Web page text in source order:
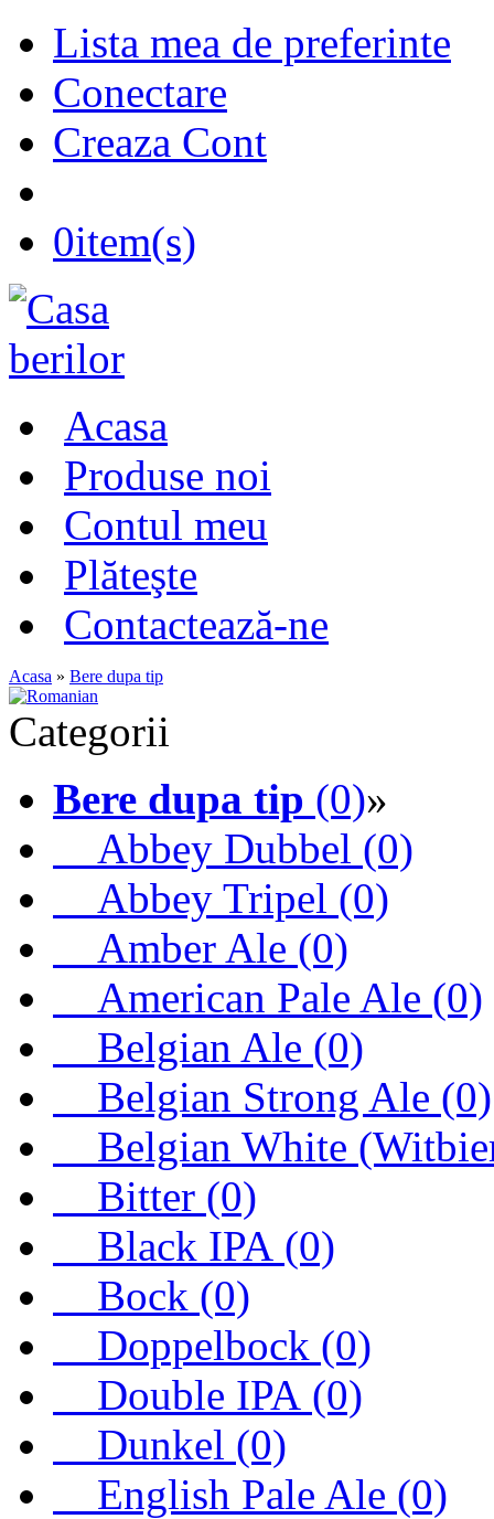
Lista mea de preferinte
Conectare
Creaza Cont
0item(s)
Acasa
Produse noi
Contul meu
Plăteşte
Contactează-ne
Acasa » Bere dupa tip
Categorii
Bere dupa tip (0)»
Abbey Dubbel (0)
Abbey Tripel (0)
Amber Ale (0)
American Pale Ale (0)
Belgian Ale (0)
Belgian Strong Ale (0)
Belgian White
Bitter (0)
Black IPA (0)
Bock (0)
Doppelbock (0)
Double IPA (0)
Dunkel (0)
English Pale Ale (0)